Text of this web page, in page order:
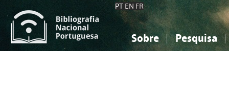
PT EN FR
Sobre Pesquisa